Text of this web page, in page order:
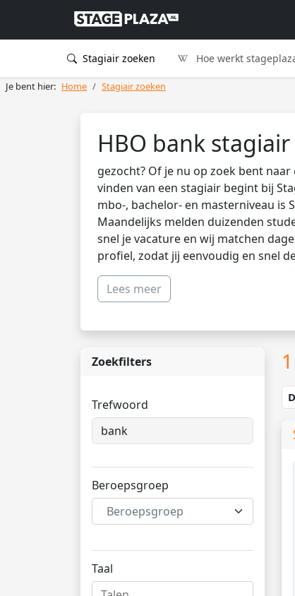
Stagiair zoeken Hoe werkt
Je bent hier: Home Stagiair zoeken
HBO bank
gezocht? Of je nu op zoek bent
vinden van een stagiair begint bij
mbo-, bachelor- en masterniveau is
Maandelijks melden duizenden
snel je vacature en wij matchen
profiel, zodat jij eenvoudig en snel
Lees meer
Zoekfilters
Trefwoord
Beroepsgroep
Beroepsgroep
Taal
1